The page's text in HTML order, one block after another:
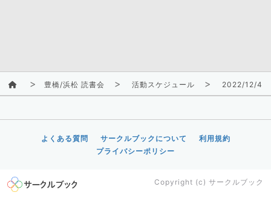
豊橋/浜松 読書会 活動スケジュール 2022/12/4(
よくある質問 サークルブックについて
利用規約
プライバシーポリシー
Copyright (c) サークルブック